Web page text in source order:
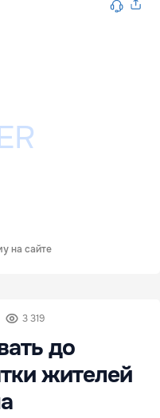
на сайте
3 319
до
жителей